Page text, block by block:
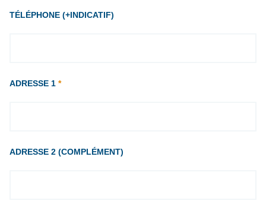
TÉLÉPHONE (+INDICATIF)
ADRESSE 1 *
ADRESSE 2 (COMPLÉMENT)